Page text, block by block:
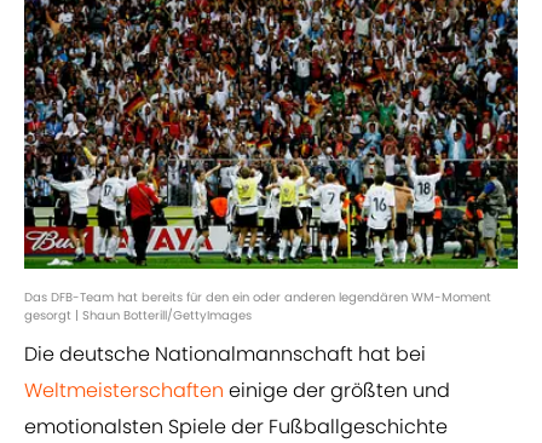
Das DFB-Team hat bereits für den ein oder anderen legendären WM-Moment
gesorgt | Shaun Botterill/GettyImages
Die deutsche Nationalmannschaft hat bei
Weltmeisterschaften einige der größten und
emotionalsten Spiele der Fußballgeschichte